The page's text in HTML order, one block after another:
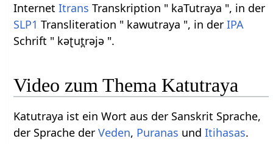
InternetItrans Transkription " kaTutraya ", in der
SLP1 Transliteration " kawutraya ", in derIPA
Schrift " kəʈut̪rəjə ".
Video zum Thema Katutraya
Katutraya ist ein Wort aus der Sanskrit Sprache,
der Sprache derVeden, Puranas undItihasas.